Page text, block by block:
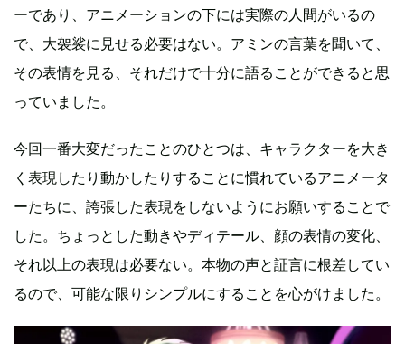
ーであり、アニメーションの下には実際の人間がいるの
で、大袈裟に見せる必要はない。アミンの言葉を聞いて、
その表情を見る、それだけで十分に語ることができると思
っていました。
今回一番大変だったことのひとつは、キャラクターを大き
く表現したり動かしたりすることに慣れているアニメータ
ーたちに、誇張した表現をしないようにお願いすることで
した。ちょっとした動きやディテール、顔の表情の変化、
それ以上の表現は必要ない。本物の声と証言に根差してい
るので、可能な限りシンプルにすることを心がけました。